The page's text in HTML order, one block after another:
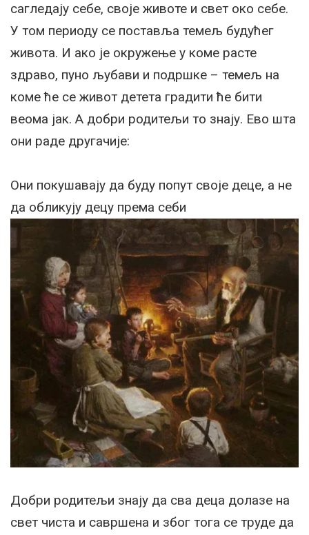
сагледају себе, своје животе и свет око себе.
У том периоду се поставља темељ будућег
живота. И ако је окружење у коме расте
здраво, пуно љубави и подршке – темељ на
коме ће се живот детета градити ће бити
веома јак. А добри родитељи то знају. Ево шта
они раде другачије:
Они покушавају да буду попут своје деце, а не
да обликују децу према себи
Добри родитељи знају да сва деца долазе на
свет чиста и савршена и због тога се труде да